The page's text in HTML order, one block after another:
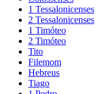
1 Tessalonicenses
2 Tessalonicenses
1 Timóteo
2 Timóteo
Tito
Filemom
Hebreus
Tiago